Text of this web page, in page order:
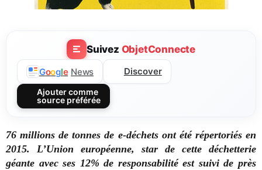
Suivez ObjetConnecte
Google News Discover
Ajouter comme
source préférée
76 millions de tonnes de e-déchets ont été répertoriés en
2015. L’Union européenne, star de cette déchetterie
géante avec ses 12% de responsabilité est suivi de près